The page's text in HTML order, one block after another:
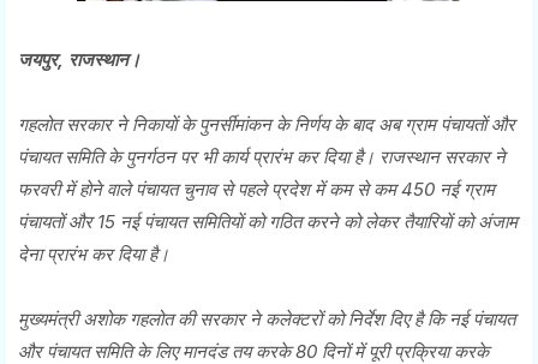
जयपुर, राजस्थान।
गहलोत सरकार ने निकायाें के पुनर्सीमांकन के निर्णय के बाद अब ग्राम पंचायताें और
पंचायत समिति के पुनर्गठन पर भी कार्य प्रारंभ कर दिया है। राजस्थान सरकार ने
फरवरी में हाेने वाले पंचायत चुनाव से पहले प्रदेश में कम से कम 450 नई ग्राम
पंचायतों और 15 नई पंचायत समितियाें को गठित करने को लेकर तैयारियाें को अंजाम
देना प्रारंभ कर दिया है।
मुख्यमंत्री अशोक गहलोत की सरकार ने कलेक्टरों को निर्देश दिए है कि नई पंचायत
और पंचायत समिति के लिए मानदंड तय करके 80 दिनों में पूरी प्रक्रिया करके